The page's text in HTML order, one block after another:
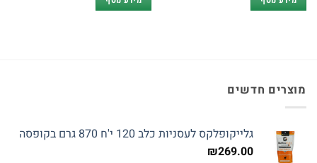
מוצרים חדשים
גלייקופלקס לעסניות כלב 120 י'ח 870 גרם בקופסה
₪269.00